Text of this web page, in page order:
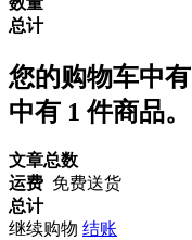
总计
您的购物车中有
中有 1 件商品。
文章总数
运费 免费送货
总计
继续购物 结账